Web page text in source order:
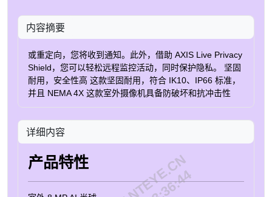
内容摘要
或重定向，您将收到通知。此外，借助 AXIS Live Privacy
Shield，您可以轻松远程监控活动，同时保护隐私。 坚固
耐用，安全性高 这款坚固耐用，符合 IK10、IP66 标准，
并且 NEMA 4X 这款室外摄像机具备防破坏和抗冲击性
50°C（-40°F 至 122°F）。内置入侵开关可检测篡改行
为。 Axis Edge Vault ，我们的基于硬件 cybersecurity 平
台，保护设备安全并防止敏感信息未经授权访问。它还提
供安全密钥存储，并采用经 FIPS 140-3 3 级认证的安全
加密密钥存储和操作。此外，这款半球摄像机易于安装、
维护和操作。 订购部件编号 名称 Axis region 部件编号
AXIS P3278-LVE AR, AU, BR, CN, EU, JP, UK, US
详细内容
产品特性